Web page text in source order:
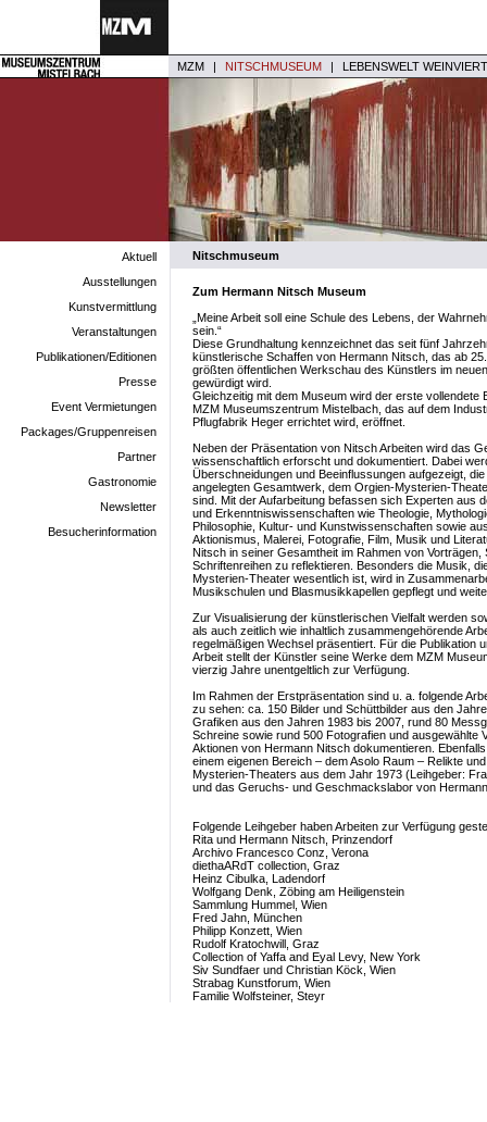
MZM | NITSCHMUSEUM | LEBENSWELT
Aktuell
Ausstellungen
Kunstvermittlung
Veranstaltungen
Publikationen/Editionen
Presse
Event Vermietungen
Packages/Gruppenreisen
Partner
Gastronomie
Newsletter
Besucherinformation
Nitschmuseum
Zum Hermann Nitsch Museum
„Meine Arbeit soll eine Schule des Lebens, der
sein.“
Diese Grundhaltung kennzeichnet das seit fünf
künstlerische Schaffen von Hermann Nitsch, das ab
größten öffentlichen Werkschau des Künstlers im
gewürdigt wird.
Gleichzeitig mit dem Museum wird der erste vollendete
MZM Museumszentrum Mistelbach, das auf dem
Pflugfabrik Heger errichtet wird, eröffnet.
Neben der Präsentation von Nitsch Arbeiten wird das
wissenschaftlich erforscht und dokumentiert. Dabei
Überschneidungen und Beeinflussungen aufgezeigt,
angelegten Gesamtwerk, dem Orgien-Mysterien-
sind. Mit der Aufarbeitung befassen sich Experten aus
und Erkenntniswissenschaften wie Theologie,
Philosophie, Kultur- und Kunstwissenschaften sowie
Aktionismus, Malerei, Fotografie, Film, Musik und
Nitsch in seiner Gesamtheit im Rahmen von Vorträgen,
Schriftenreihen zu reflektieren. Besonders die Musik,
Mysterien-Theater wesentlich ist, wird in
Musikschulen und Blasmusikkapellen gepflegt und
Zur Visualisierung der künstlerischen Vielfalt werden
als auch zeitlich wie inhaltlich zusammengehörende
regelmäßigen Wechsel präsentiert. Für die Publikation
Arbeit stellt der Künstler seine Werke dem MZM
vierzig Jahre unentgeltlich zur Verfügung.
Im Rahmen der Erstpräsentation sind u. a. folgende
zu sehen: ca. 150 Bilder und Schüttbilder aus den
Grafiken aus den Jahren 1983 bis 2007, rund 80
Schreine sowie rund 500 Fotografien und ausgewählte
Aktionen von Hermann Nitsch dokumentieren.
einem eigenen Bereich – dem Asolo Raum – Relikte
Mysterien-Theaters aus dem Jahr 1973 (Leihgeber:
und das Geruchs- und Geschmackslabor von
Folgende Leihgeber haben Arbeiten zur Verfügung
Rita und Hermann Nitsch, Prinzendorf
Archivo Francesco Conz, Verona
diethaARdT collection, Graz
Heinz Cibulka, Ladendorf
Wolfgang Denk, Zöbing am Heiligenstein
Sammlung Hummel, Wien
Fred Jahn, München
Philipp Konzett, Wien
Rudolf Kratochwill, Graz
Collection of Yaffa and Eyal Levy, New York
Siv Sundfaer und Christian Köck, Wien
Strabag Kunstforum, Wien
Familie Wolfsteiner, Steyr